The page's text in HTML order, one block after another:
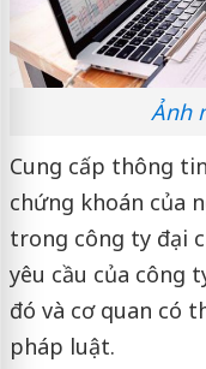
Ảnh
Cung cấp thông
chứng khoán của
trong công ty đại
yêu cầu của công
đó và cơ quan có
pháp luật.